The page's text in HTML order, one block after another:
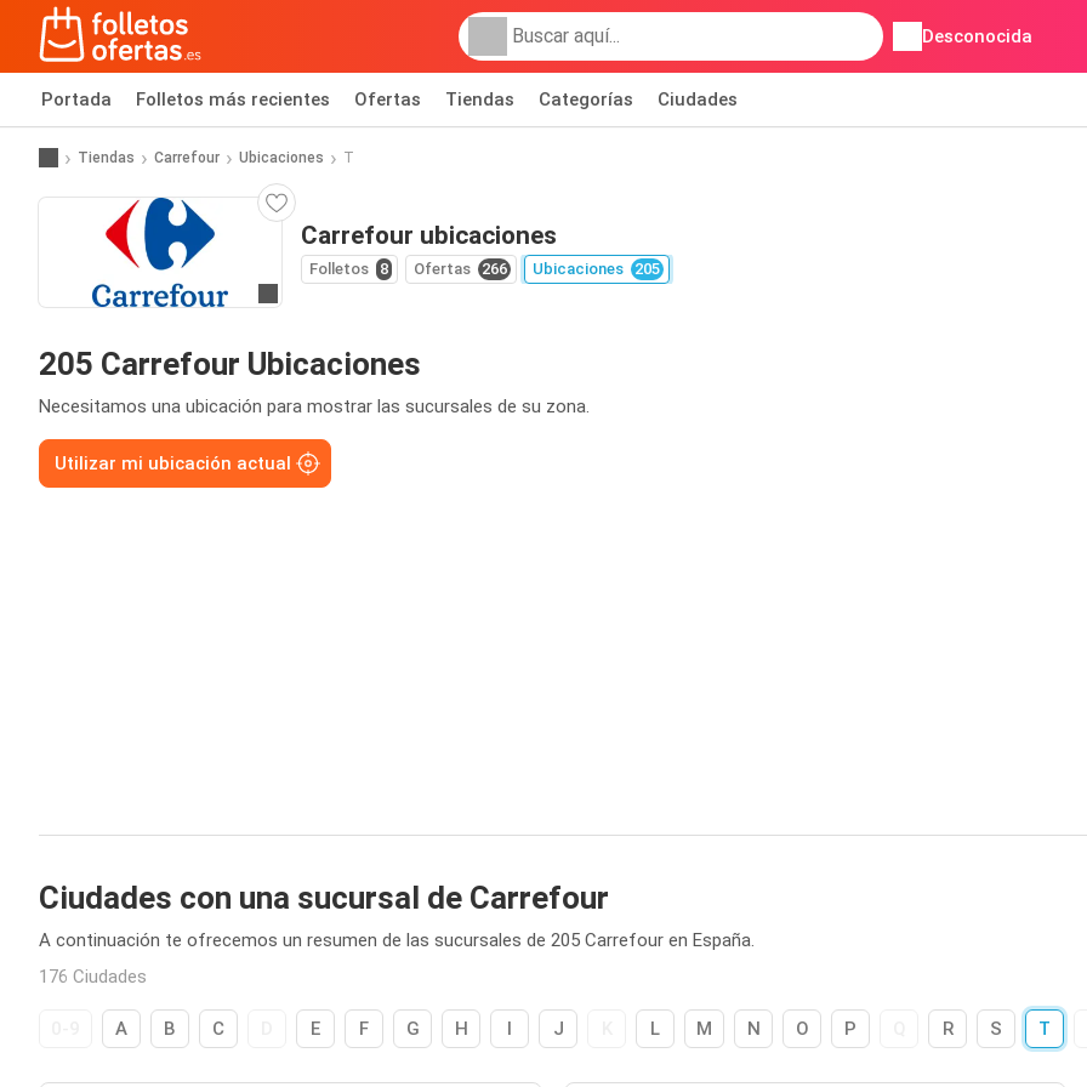
Desconocida
Portada Folletos más recientes Ofertas Tiendas Categorías Ciudades
Tiendas Carrefour Ubicaciones T
Carrefour ubicaciones
Folletos 8 Ofertas 266 Ubicaciones 205
205 Carrefour Ubicaciones
Necesitamos una ubicación para mostrar las sucursales de su zona.
Utilizar mi ubicación actual
Ciudades con una sucursal de Carrefour
A continuación te ofrecemos un resumen de las sucursales de 205 Carrefour en España.
176 Ciudades
A B C E F G H I J L M N O P R S T